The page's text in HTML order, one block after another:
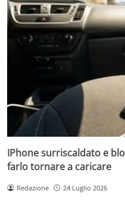
IPhone surriscaldato e
farlo tornare a caricare
Redazione 24 Luglio 2026